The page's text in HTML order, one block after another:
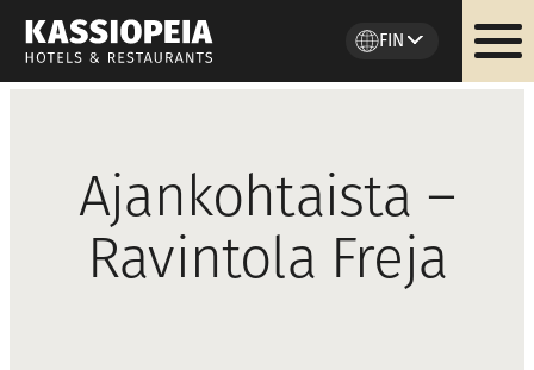
FIN
Ajankohtaista –
Ravintola Freja